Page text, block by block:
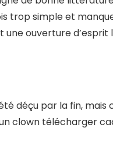
trop simple et
une ouverture d’esprit
déçu par la fin,
un clown télécharger